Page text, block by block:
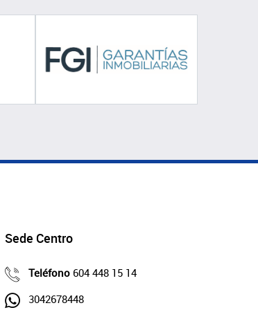
Sede Centro
Teléfono 604 448 15 14
3042678448